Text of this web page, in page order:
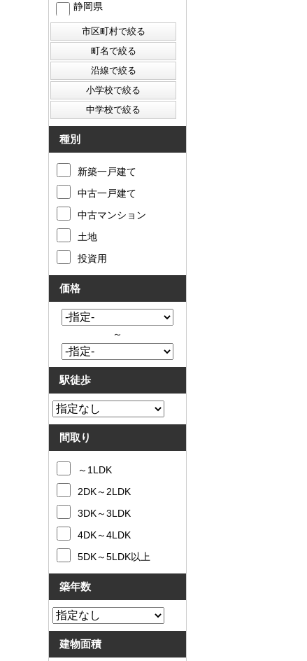
東村山市 東大和市
静岡県
種別
新築一戸建て
中古一戸建て
中古マンション
土地
投資用
価格
～
駅徒歩
間取り
～1LDK
2DK～2LDK
3DK～3LDK
4DK～4LDK
5DK～5LDK以上
築年数
建物面積